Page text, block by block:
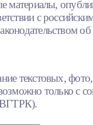
материалы,
с
об
текстовых,
только с